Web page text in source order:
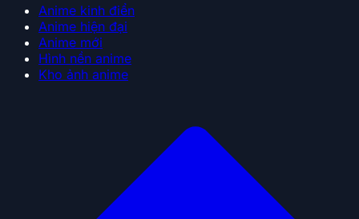
Anime kinh điển
Anime hiện đại
Anime mới
Hình nền anime
Kho ảnh anime